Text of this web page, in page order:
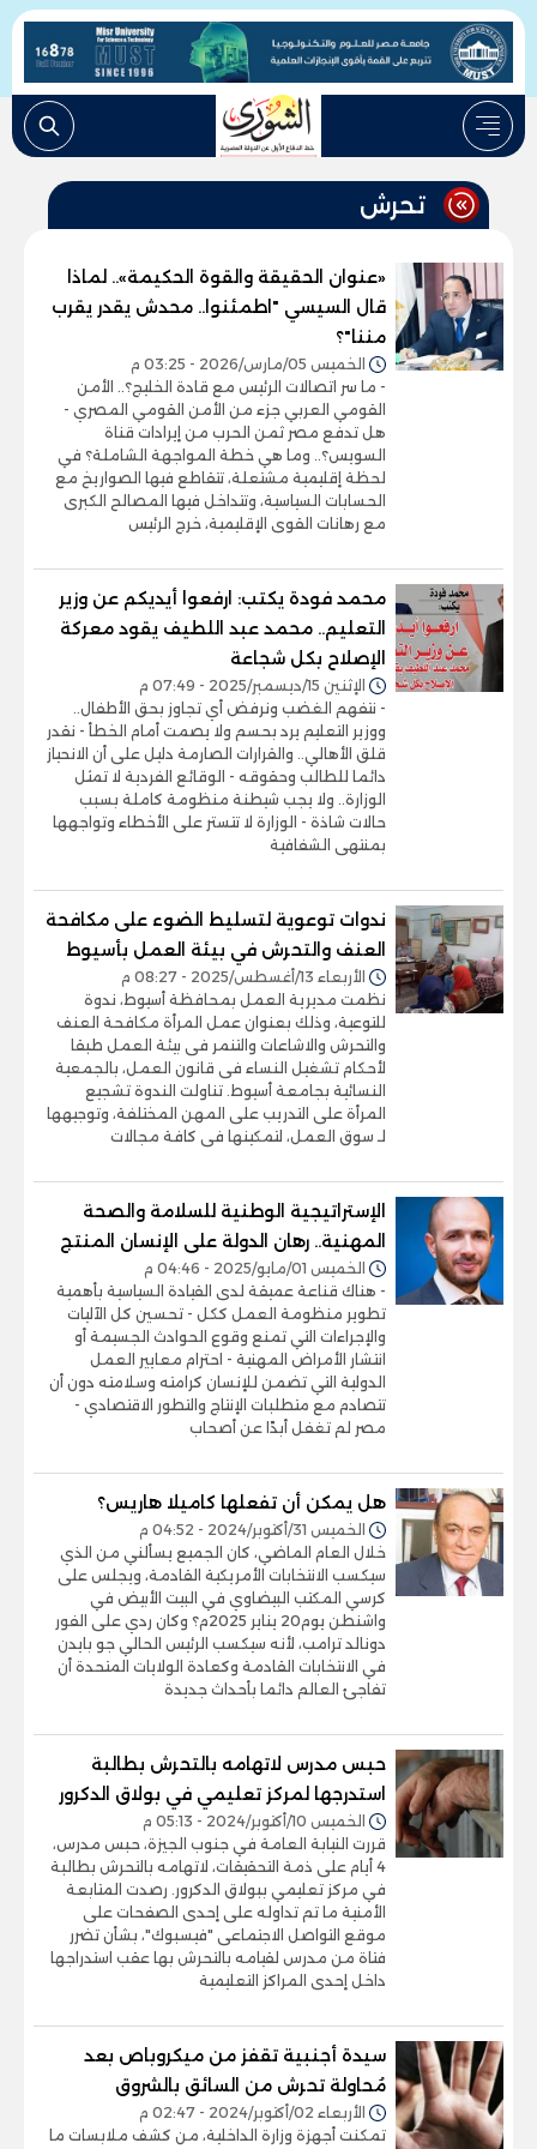
تحرش
«عنوان الحقيقة والقوة الحكيمة».. لماذا
قال السيسي "اطمئنوا.. محدش يقدر يقرب
مننا"؟
الخميس 05/مارس/2026 - 03:25 م
- ما سر اتصالات الرئيس مع قادة الخليج؟.. الأمن
القومي العربي جزء من الأمن القومي المصري -
هل تدفع مصر ثمن الحرب من إيرادات قناة
السويس؟.. وما هي خطة المواجهة الشاملة؟ في
لحظة إقليمية مشتعلة، تتقاطع فيها الصواريخ مع
الحسابات السياسية، وتتداخل فيها المصالح الكبرى
مع رهانات القوى الإقليمية، خرج الرئيس
محمد فودة يكتب: ارفعوا أيديكم عن وزير
التعليم.. محمد عبد اللطيف يقود معركة
الإصلاح بكل شجاعة
الإثنين 15/ديسمبر/2025 - 07:49 م
- نتفهم الغضب ونرفض أي تجاوز بحق الأطفال..
ووزير التعليم يرد بحسم ولا يصمت أمام الخطأ - نقدر
قلق الأهالي.. والقرارات الصارمة دليل على أن الانحياز
دائما للطالب وحقوقه - الوقائع الفردية لا تمثل
الوزارة.. ولا يجب شيطنة منظومة كاملة بسبب
حالات شاذة - الوزارة لا تتستر على الأخطاء وتواجهها
بمنتهى الشفافية
ندوات توعوية لتسليط الضوء على مكافحة
العنف والتحرش في بيئة العمل بأسيوط
الأربعاء 13/أغسطس/2025 - 08:27 م
نظمت مديرية العمل بمحافظة أسيوط، ندوة
للتوعية، وذلك بعنوان عمل المرأة مكافحة العنف
والتحرش والاشاعات والتنمر فى بيئة العمل طبقا
لأحكام تشغيل النساء فى قانون العمل، بالجمعية
النسائية بجامعة أسيوط. تناولت الندوة تشجيع
المرأة على التدريب على المهن المختلفة، وتوجيهها
لـ سوق العمل، لتمكينها فى كافة مجالات
الإستراتيجية الوطنية للسلامة والصحة
المهنية.. رهان الدولة على الإنسان المنتج
الخميس 01/مايو/2025 - 04:46 م
- هناك قناعة عميقة لدى القيادة السياسية بأهمية
تطوير منظومة العمل ككل - تحسين كل الآليات
والإجراءات التي تمنع وقوع الحوادث الجسيمة أو
انتشار الأمراض المهنية - احترام معايير العمل
الدولية التي تضمن للإنسان كرامته وسلامته دون أن
تتصادم مع متطلبات الإنتاج والتطور الاقتصادي -
مصر لم تغفل أبدًا عن أصحاب
هل يمكن أن تفعلها كاميلا هاريس؟
الخميس 31/أكتوبر/2024 - 04:52 م
خلال العام الماضي، كان الجميع يسألني من الذي
سيكسب الانتخابات الأمريكية القادمة، ويجلس على
كرسي المكتب البيضاوي في البيت الأبيض في
واشنطن يوم20 يناير 2025م؟ وكان ردي على الفور
دونالد ترامب، لأنه سيكسب الرئيس الحالي جو بايدن
في الانتخابات القادمة وكعادة الولايات المتحدة أن
تفاجئ العالم دائما بأحداث جديدة
حبس مدرس لاتهامه بالتحرش بطالبة
استدرجها لمركز تعليمي في بولاق الدكرور
الخميس 10/أكتوبر/2024 - 05:13 م
قررت النيابة العامة في جنوب الجيزة، حبس مدرس،
4 أيام على ذمة التحقيقات، لاتهامه بالتحرش بطالبة
في مركز تعليمي ببولاق الدكرور. رصدت المتابعة
الأمنية ما تم تداوله على إحدى الصفحات على
موقع التواصل الاجتماعى "فيسبوك"، بشأن تضرر
فتاة من مدرس لقيامه بالتحرش بها عقب استدراجها
داخل إحدى المراكز التعليمية
سيدة أجنبية تقفز من ميكروباص بعد
مُحاولة تحرش من السائق بالشروق
الأربعاء 02/أكتوبر/2024 - 02:47 م
تمكنت أجهزة وزارة الداخلية، من كشف ملابسات ما